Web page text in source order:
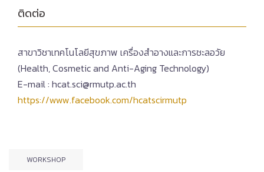
ติดต่อ
สาขาวิชาเทคโนโลยีสุขภาพ เครื่องสำอางและการชะลอวัย
(Health, Cosmetic and Anti-Aging Technology)
E-mail : hcat.sci@rmutp.ac.th
https://www.facebook.com/hcatscirmutp
WORKSHOP